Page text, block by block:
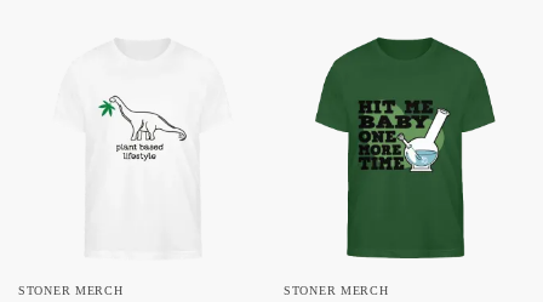
STONER MERCH STONER MERCH